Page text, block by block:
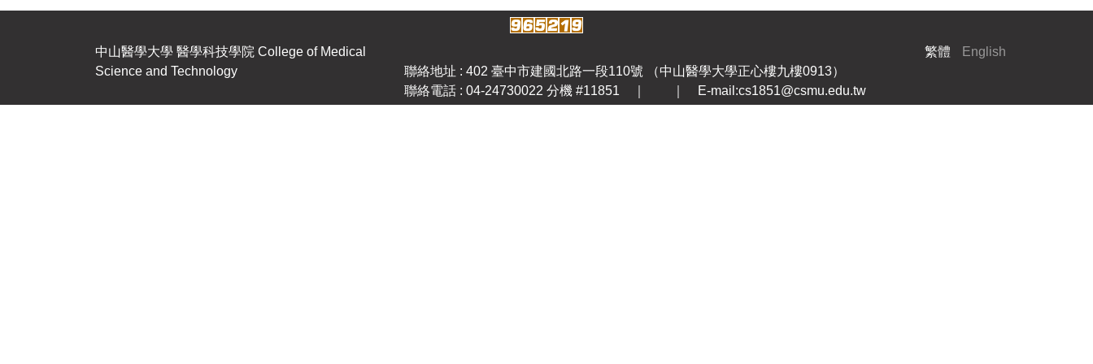
繁體 English
中山醫學大學 醫學科技學院 College of Medical
Science and Technology
聯絡地址 : 402 臺中市建國北路一段110號 （中山醫學大學正心樓九樓0913）
聯絡電話 : 04-24730022 分機 #11851 ｜ ｜ E-mail:cs1851@csmu.edu.tw